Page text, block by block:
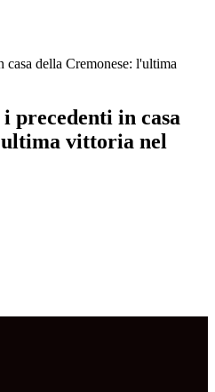
casa della Cremonese: l'ultima
precedenti in casa
vittoria nel